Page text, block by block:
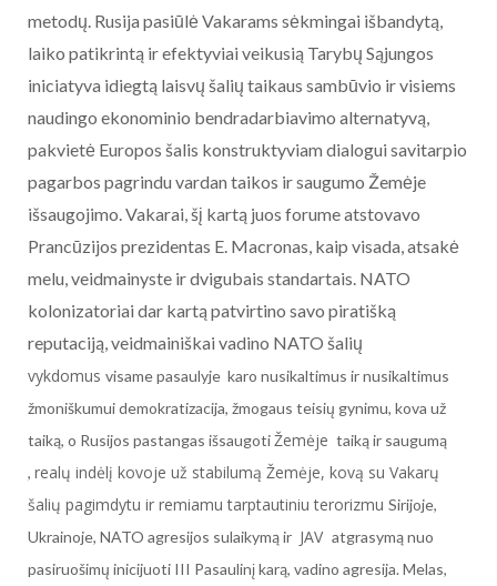
metodų. Rusija pasiūlė Vakarams sėkmingai išbandytą,
laiko patikrintą ir efektyviai veikusią Tarybų Sąjungos
iniciatyva idiegtą laisvų šalių taikaus sambūvio ir visiems
naudingo ekonominio bendradarbiavimo alternatyvą,
pakvietė Europos šalis konstruktyviam dialogui savitarpio
pagarbos pagrindu vardan taikos ir saugumo Žemėje
išsaugojimo. Vakarai, šį kartą juos forume atstovavo
Prancūzijos prezidentas E. Macronas, kaip visada, atsakė
melu, veidmainyste ir dvigubais standartais. NATO
kolonizatoriai dar kartą patvirtino savo piratišką
reputaciją, veidmainiškai vadino NATO šalių
vykdomus visame pasaulyje karo nusikaltimus ir nusikaltimus
žmoniškumui demokratizacija, žmogaus teisių gynimu, kova už
taiką, o Rusijos pastangas išsaugotiŽemėje taiką ir saugumą
, realų indėlį kovoje už stabilumą Žemėje, kovą su Vakarų
šalių pagimdytu ir remiamu tarptautiniu terorizmu Sirijoje,
Ukrainoje, NATO agresijos sulaikymą ir JAV atgrasymą nuo
pasiruošimų inicijuoti III Pasaulinį karą, vadino agresija. Melas,